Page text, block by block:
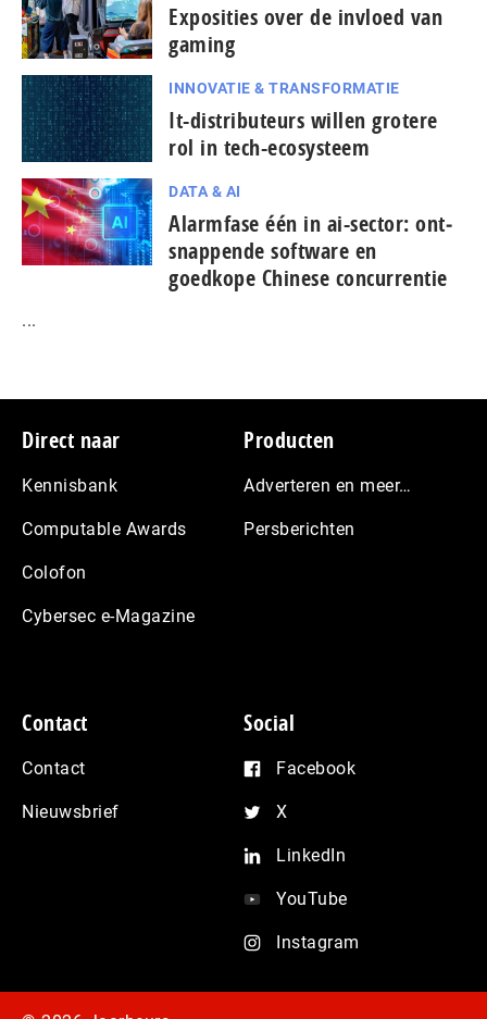
Exposities over de invloed van
gaming
INNOVATIE & TRANSFORMATIE
It-dis­tri­bu­teurs willen grotere
rol in tech-ecosysteem
DATA & AI
Alarmfase één in ai-sector: ont­
snap­pen­de software en
goedkope Chinese con­cur­ren­tie
...
Footer
Direct naar
Kennisbank
Computable Awards
Colofon
Cybersec e-Magazine
Producten
Adverteren en meer…
Persberichten
Contact
Contact
Nieuwsbrief
Social
Facebook
X
LinkedIn
YouTube
Instagram